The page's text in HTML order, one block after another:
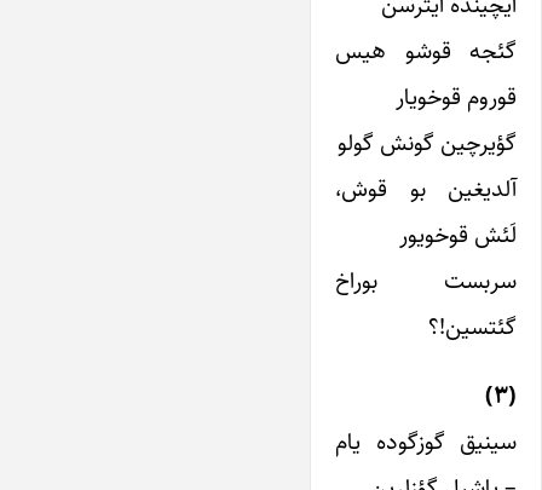
گئجه قوشو هیس
قوروم قوخویار
گؤیرچین گونش گولو
آلدیغین بو قوش،
لَئش قوخویور
سربست بوراخ
گئتسین!؟
(۳)
سینیق گوزگوده یام